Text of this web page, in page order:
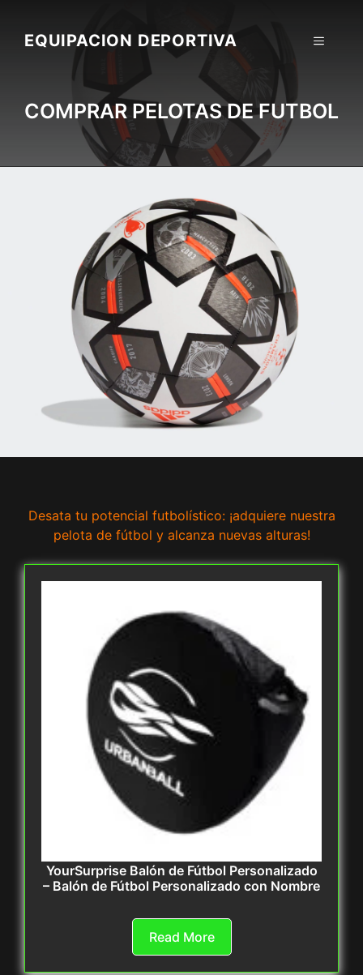
contentEQUIPACION DEPORTIVA MENU
COMPRAR PELOTAS DE FUTBOL
Desata tu potencial futbolístico: ¡adquiere nuestra
pelota de fútbol y alcanza nuevas alturas!
YourSurprise Balón de Fútbol Personalizado
– Balón de Fútbol Personalizado con Nombre
Read More